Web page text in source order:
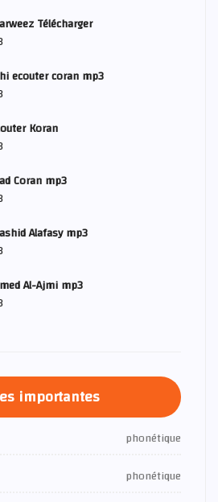
Télécharger
ecouter coran mp3
Koran
Coran mp3
Alafasy mp3
Al-Ajmi mp3
importantes
phonétique
phonétique